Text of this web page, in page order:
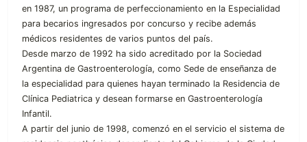
en 1987, un programa de perfeccionamiento en la Especialidad
para becarios ingresados por concurso y recibe además
médicos residentes de varios puntos del país.
Desde marzo de 1992 ha sido acreditado por la Sociedad
Argentina de Gastroenterología, como Sede de enseñanza de
la especialidad para quienes hayan terminado la Residencia de
Clínica Pediatrica y desean formarse en Gastroenterología
Infantil.
A partir del junio de 1998, comenzó en el servicio el sistema de